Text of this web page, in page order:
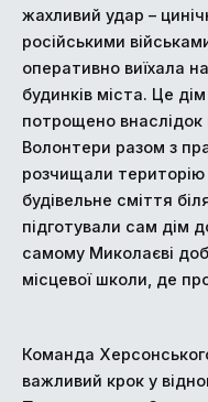
жахливий удар –
російськими
оперативно виїхала
будинків міста. Це
потрощено
Волонтери разом з
розчищали територію
будівельне сміття
підготували сам дім
самому Миколаєві
місцевої школи, де
Команда
важливий крок у